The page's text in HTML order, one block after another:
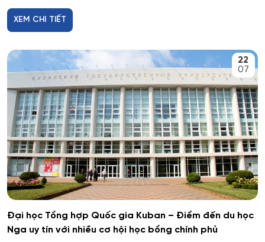
Perm
Ufa
Công nghệ sinh học
Công nghệ sản phẩm công nghiệp nhẹ
Công nghệ sản xuất và chế biến nông sản
Công nghệ thăm dò địa chất
Công nghệ thực phẩm có nguồn gốc thực vật
Công nghệ thực phẩm có nguồn gốc động vật
Công nghệ thực phẩm và tổ chức dịch vụ ăn uống
XEM CHI TIẾT
22
07
Đại học Tổng hợp Quốc gia Kuban – Điểm đến du học
Nga uy tín với nhiều cơ hội học bổng chính phủ